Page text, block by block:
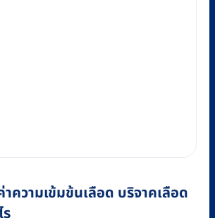
ความเข้มข้นเลือด บริจาคเลือด